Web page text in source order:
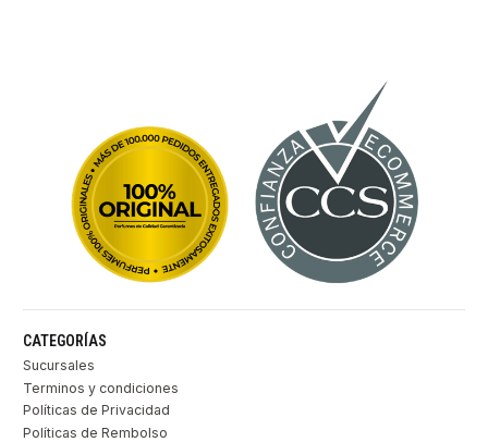
CATEGORÍAS
Sucursales
Terminos y condiciones
Políticas de Privacidad
Políticas de Rembolso